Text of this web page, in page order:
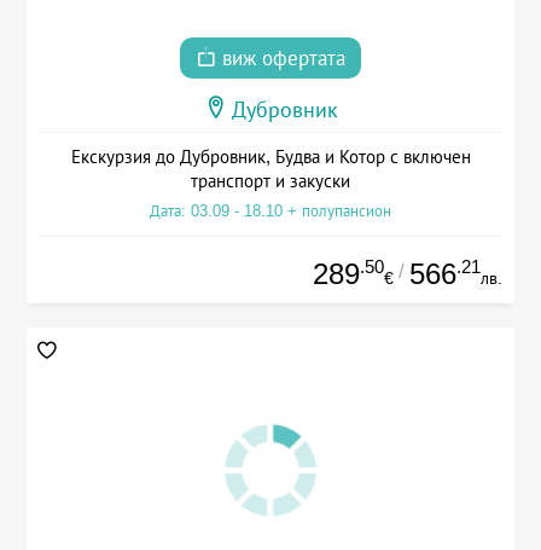
виж офертата
Дубровник
Екскурзия до Дубровник, Будва и Котор с включен
транспорт и закуски
Дата: 03.09 - 18.10 + полупансион
289.50
€ / 566.21
лв.